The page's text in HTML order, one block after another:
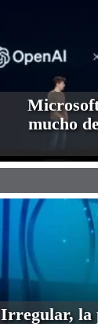
mucho
Irregular, la